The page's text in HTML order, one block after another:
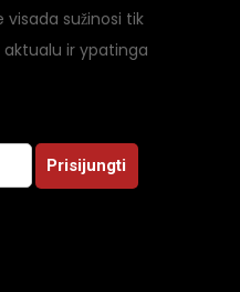
sužinosi tik
aktualu ir ypatinga